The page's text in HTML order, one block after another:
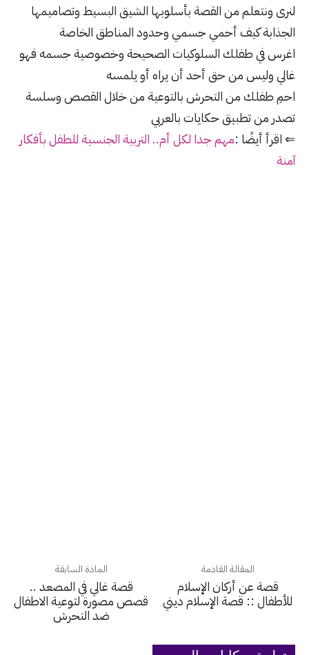
لنرى ونتعلم من القصة بأسلوبها الشيق البسيط وتصاميمها
الجذابة كيف أحمي جسمي وحدود المناطق الخاصة
اغرس في طفلك السلوكيات الصحيحة وخصوصية جسمه فهو
غالي وليس من حق أحد أن يراه أو يلمسه
احمِ طفلك من التحرش بالتوعية من خلال القصص وسلسة
تصدر من تطبيق حكايات بالعربي
⇐ اقرأ أيضًا :مهم جدا لكل أم.. التربية الجنسية للطفل بأفكار
آمنة
المادة السابقة
قصة غالي في المصعد ..
قصص مصورة لتوعية الاطفال
ضد التحرش
المقالة القادمة
قصة عن أركان الإسلام
للأطفال :: قصة الإسلام ديني